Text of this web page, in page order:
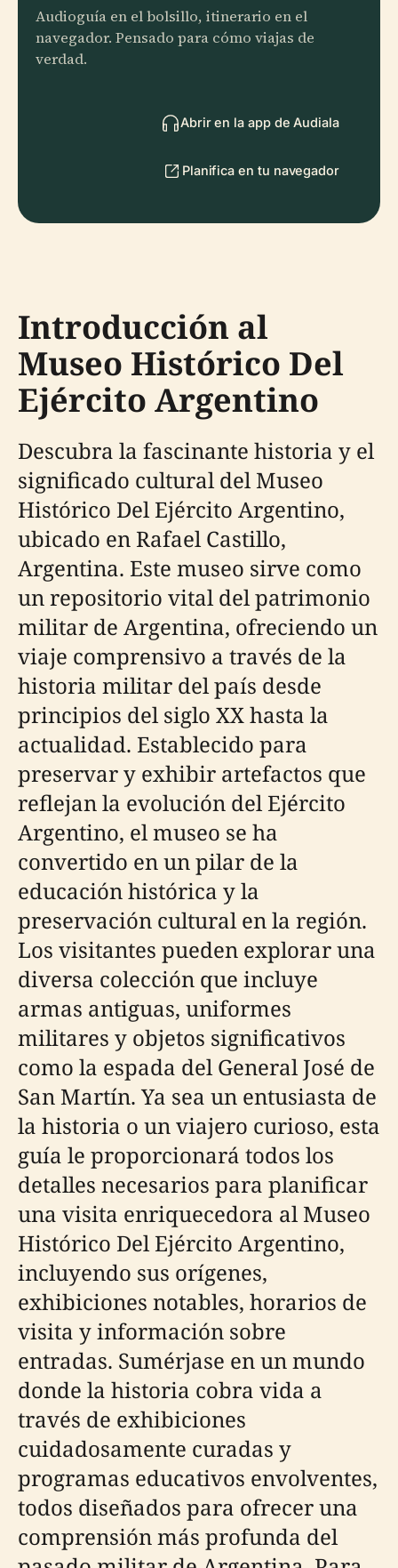
Audioguía en el bolsillo, itinerario en el
navegador. Pensado para cómo viajas de
verdad.
Abrir en la app de Audiala
Planifica en tu navegador
Introducción al
Museo Histórico Del
Ejército Argentino
Descubra la fascinante historia y el
significado cultural del Museo
Histórico Del Ejército Argentino,
ubicado en Rafael Castillo,
Argentina. Este museo sirve como
un repositorio vital del patrimonio
militar de Argentina, ofreciendo un
viaje comprensivo a través de la
historia militar del país desde
principios del siglo XX hasta la
actualidad. Establecido para
preservar y exhibir artefactos que
reflejan la evolución del Ejército
Argentino, el museo se ha
convertido en un pilar de la
educación histórica y la
preservación cultural en la región.
Los visitantes pueden explorar una
diversa colección que incluye
armas antiguas, uniformes
militares y objetos significativos
como la espada del General José de
San Martín. Ya sea un entusiasta de
la historia o un viajero curioso, esta
guía le proporcionará todos los
detalles necesarios para planificar
una visita enriquecedora al Museo
Histórico Del Ejército Argentino,
incluyendo sus orígenes,
exhibiciones notables, horarios de
visita y información sobre
entradas. Sumérjase en un mundo
donde la historia cobra vida a
través de exhibiciones
cuidadosamente curadas y
programas educativos envolventes,
todos diseñados para ofrecer una
comprensión más profunda del